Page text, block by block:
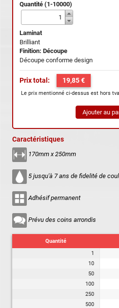
Quantité (1-10000)
Laminat
Brilliant
Finition: Découpe
Découpe conforme design
Prix total: 19,85 €
Le prix mentionné ci-dessus est hors
Caractéristiques
170mm x 250mm
5 jusqu'à 7 ans de fidelité de
Adhésif permanent
Prévu des coins arrondis
Quantité
1
10
50
100
250
500